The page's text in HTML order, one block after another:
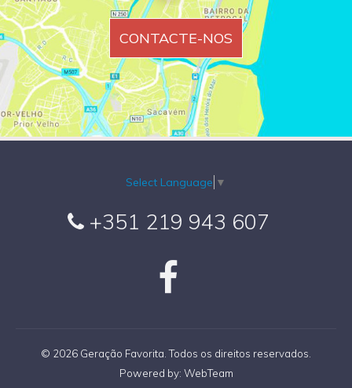
CONTACTE-NOS
Select Language ▼
+351 219 943 607
© 2026 Geração Favorita. Todos os direitos reservados.
Powered by: WebTeam